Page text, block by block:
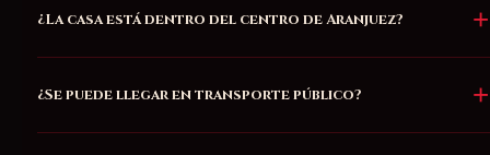
¿La casa está dentro del centro de Aranjuez?
¿Se puede llegar en transporte público?